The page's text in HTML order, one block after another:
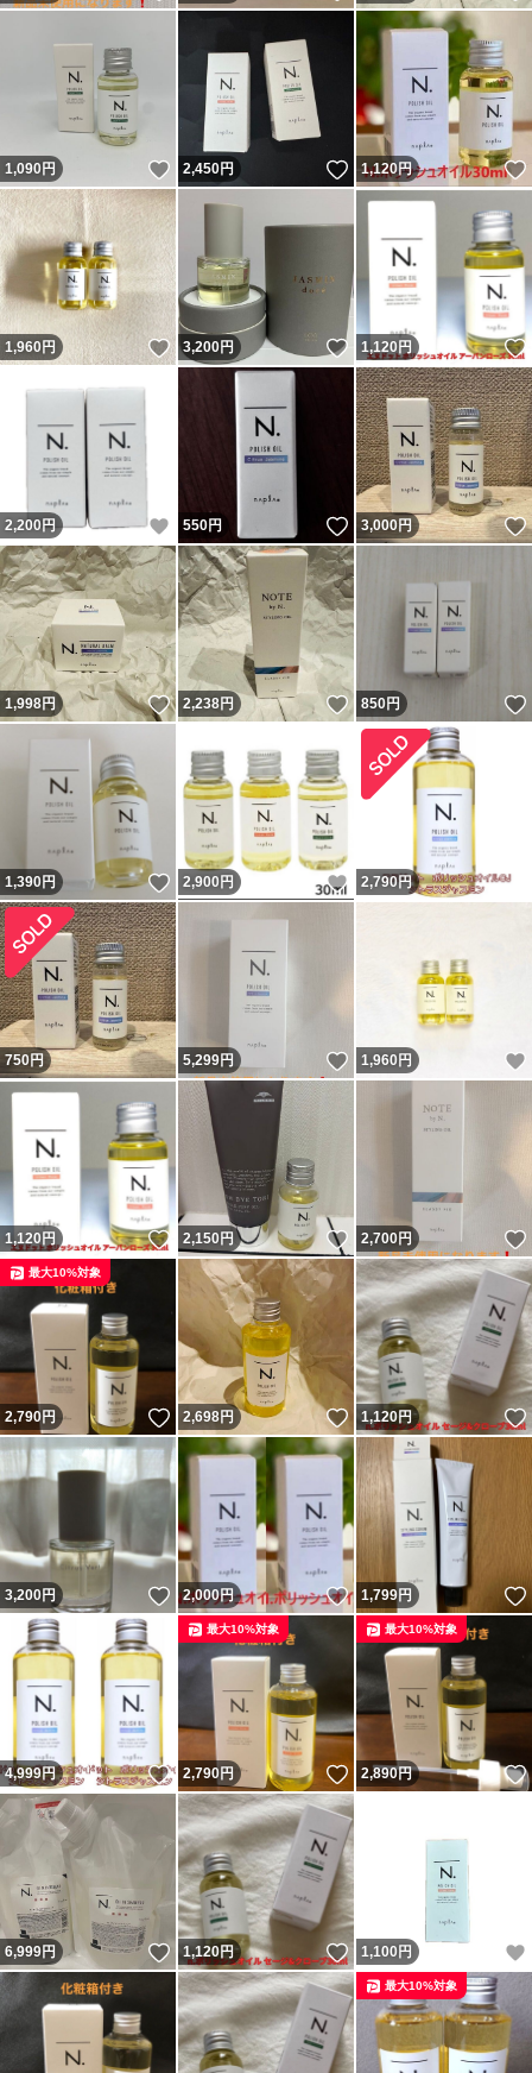
1,090円 いいね！
2,450円 いいね！
1,120円
1,960円 いいね！
3,200円 いいね！
1,120 円
2,200円 いいね！
550円 いいね！
3,000円
1,998円 いいね！
2,238円 いいね！
850円
1,390円 いいね！
2,900 円 いいね！
2,790円
750円 5,299円 いいね！
1,960 円
1,120 円 いいね！
2,150円 いいね！
2,700円
2,790円 いいね！
最大10%対象
2,698円 いいね！
1,120円
3,200円 いいね！
2,000円 いいね！
1,799円
4,999円 いいね！
2,790円 いいね！
最大10%対象
2,890円
最大10%対象
6,999円 いいね！
1,120円 いいね！
1,100 円
最大10%対象